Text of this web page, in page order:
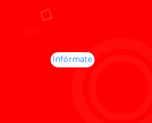
Infórmate